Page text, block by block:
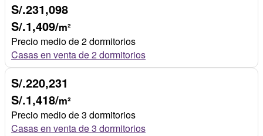
S/.231,098
S/.1,409/m²
Precio medio de 2 dormitorios
Casas en venta de 2 dormitorios
S/.220,231
S/.1,418/m²
Precio medio de 3 dormitorios
Casas en venta de 3 dormitorios